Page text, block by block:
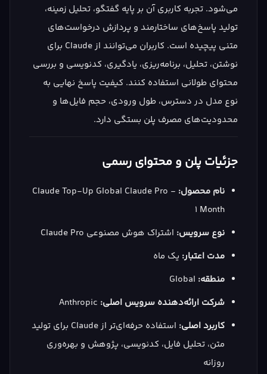
می‌شود. تجربه کاربری آن بر پایه گفتگو، تحلیل زمینه،
تولید پاسخ‌های ساختارمند و پردازش درخواست‌های
متنی پیچیده است. کاربران می‌توانند از Claude برای
نوشتن، تحلیل، برنامه‌ریزی، یادگیری، کدنویسی و بررسی
محتوای طولانی استفاده کنند. کیفیت پاسخ نهایی به
نوع مدل در دسترس، طول ورودی، حجم فایل‌ها و
محدودیت‌های مصرف پلن بستگی دارد.
جزئیات پلن و محتوای رسمی
نام محصول: Claude Top-Up Global Claude Pro -
1 Month
نوع سرویس: اشتراک هوش مصنوعی Claude Pro
مدت اعتبار: یک ماه
منطقه:
شرکت ارائه‌دهنده سرویس اصلی:
کاربرد اصلی:
استفاده حرفه‌ای‌تر از Claude برای تولید
متن، تحلیل فایل، کدنویسی، پژوهش و بهره‌وری
روزانه